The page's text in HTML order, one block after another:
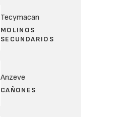
Tecymacan
MOLINOS
SECUNDARIOS
Anzeve
CAÑONES